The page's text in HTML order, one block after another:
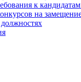
к
на